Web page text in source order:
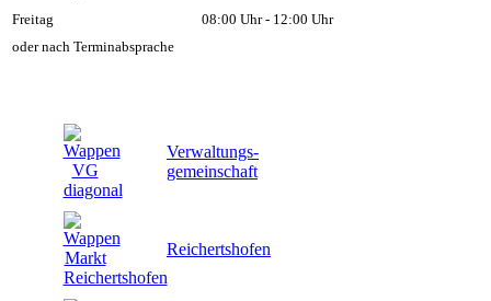
Freitag
08:00 Uhr - 12:00 Uhr
oder nach Terminabsprache
Verwaltungs-
gemeinschaft
Reichertshofen